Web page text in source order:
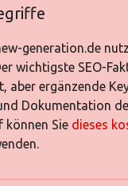
generation.de
wichtigste SEO-
aber ergänzende
Dokumentation
können Sie dieses